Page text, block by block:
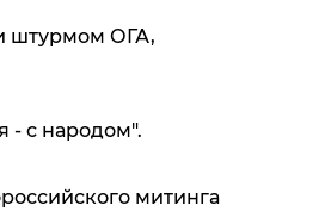
штурмом ОГА,
- с народом".
митинга